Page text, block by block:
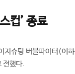
컵’ 종료
지슈팅 버블파이터(이하
전했다.